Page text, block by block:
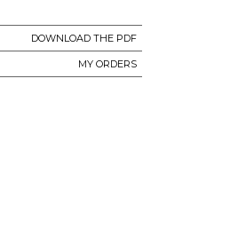
DOWNLOAD THE PDF
MY ORDERS